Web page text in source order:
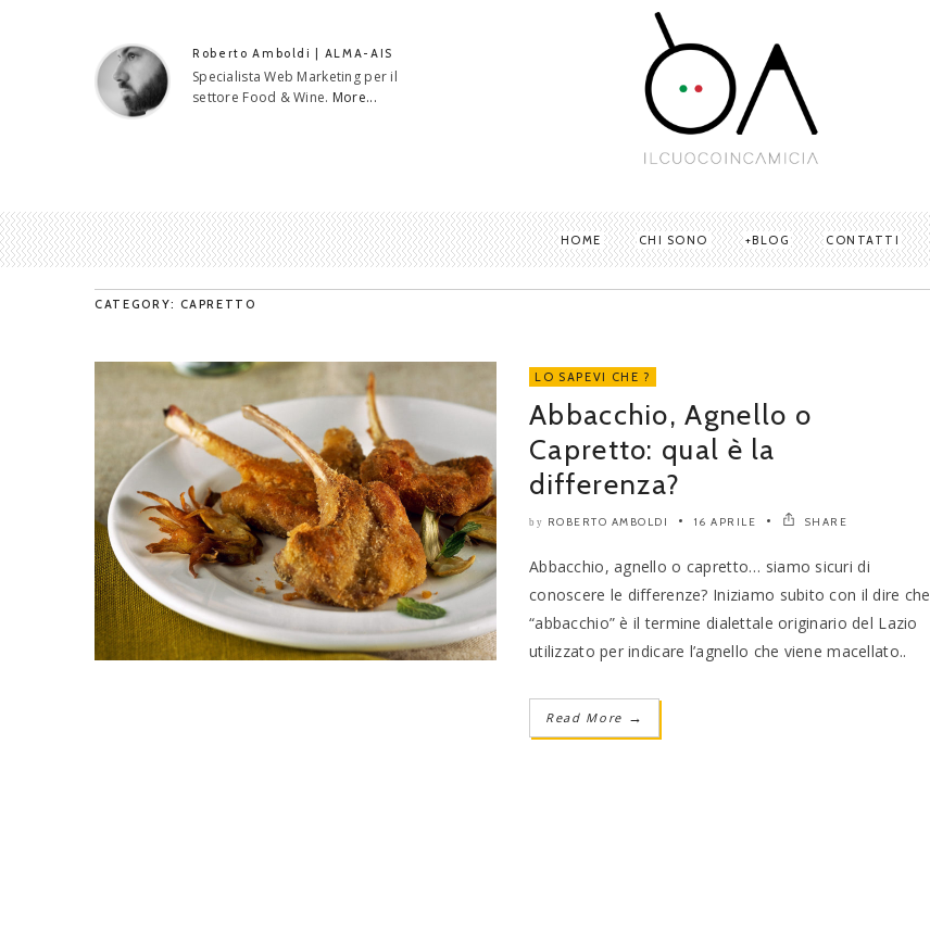
Roberto Amboldi | ALMA-AIS
Specialista Web Marketing per il
settore Food & Wine. More...
HOME CHI SONO BLOG CONTATTI
CATEGORY: CAPRETTO
LO SAPEVI CHE ?
Abbacchio, Agnello o
Capretto: qual è la
differenza?
by ROBERTO AMBOLDI 16 APRILE SHARE
Abbacchio, agnello o capretto… siamo sicuri di
conoscere le differenze? Iniziamo subito con il dire che
“abbacchio” è il termine dialettale originario del Lazio
utilizzato per indicare l’agnello che viene macellato..
Read More →